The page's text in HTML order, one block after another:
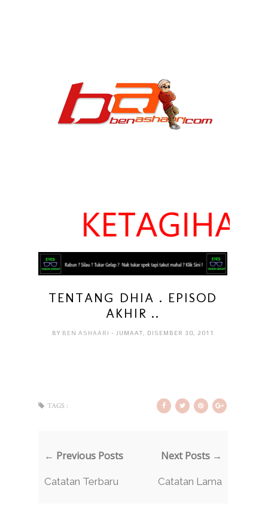
TENTANG DHIA . EPISOD
AKHIR ..
BY BEN ASHAARI - JUMAAT, DISEMBER 30, 2011
TAGS :
← Previous Posts
Catatan Terbaru
Next Posts →
Catatan Lama